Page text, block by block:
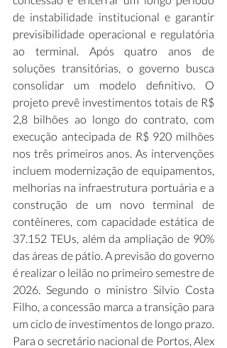
de instabilidade institucional e garantir
previsibilidade operacional e regulatória
ao terminal. Após quatro anos de
soluções transitórias, o governo busca
consolidar um modelo definitivo. O
projeto prevê investimentos totais de R$
2,8 bilhões ao longo do contrato, com
execução antecipada de R$ 920 milhões
nos três primeiros anos. As intervenções
incluem modernização de equipamentos,
melhorias na infraestrutura portuária e a
construção de um novo terminal de
contêineres, com capacidade estática de
37.152 TEUs, além da ampliação de 90%
das áreas de pátio. A previsão do governo
é realizar o leilão no primeiro semestre de
2026. Segundo o ministro Silvio Costa
Filho, a concessão marca a transição para
um ciclo de investimentos de longo prazo.
Para o secretário nacional de Portos, Alex